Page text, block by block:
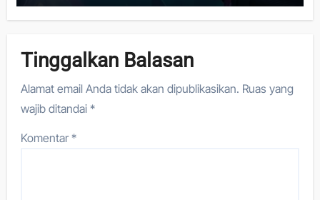
Tinggalkan Balasan
Alamat email Anda tidak akan dipublikasikan. Ruas yang
wajib ditandai*
Komentar*